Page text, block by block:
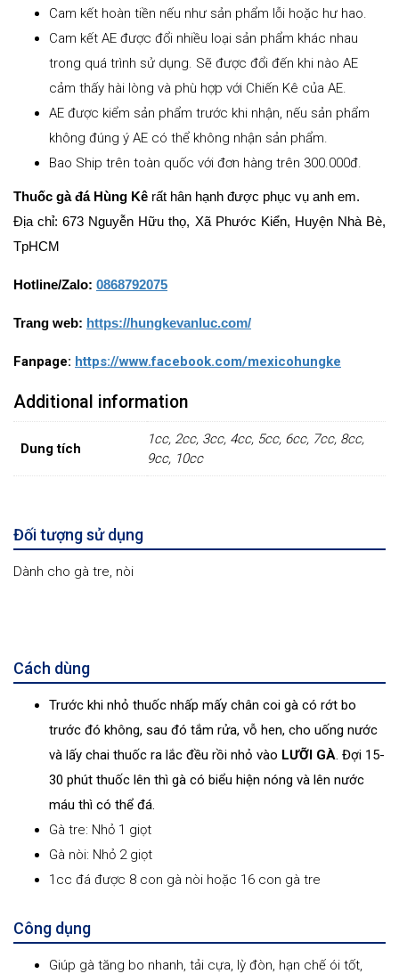
Cam kết hoàn tiền nếu như sản phẩm lỗi hoặc hư hao.
Cam kết AE được đổi nhiều loại sản phẩm khác nhau
trong quá trình sử dụng. Sẽ được đổi đến khi nào AE
cảm thấy hài lòng và phù hợp với Chiến Kê của AE.
AE được kiểm sản phẩm trước khi nhận, nếu sản phẩm
không đúng ý AE có thể không nhận sản phẩm.
Bao Ship trên toàn quốc với đơn hàng trên 300.000đ.
Thuốc gà đá Hùng Kê rất hân hạnh được phục vụ anh em.
Địa chỉ: 673 Nguyễn Hữu thọ, Xã Phước Kiển, Huyện Nhà Bè,
TpHCM
Hotline/Zalo: 0868792075
Trang web: https://hungkevanluc.com/
Fanpage: https://www.facebook.com/mexicohungke
Additional information
Dung tích
1cc, 2cc, 3cc, 4cc, 5cc, 6cc, 7cc, 8cc,
9cc, 10cc
Đối tượng sử dụng
Dành cho gà tre, nòi
Cách dùng
Trước khi nhỏ thuốc nhấp mấy chân coi gà có rớt bo
trước đó không, sau đó tắm rửa, vỗ hen, cho uống nước
và lấy chai thuốc ra lắc đều rồi nhỏ vào LƯỠI GÀ. Đợi 15-
30 phút thuốc lên thì gà có biểu hiện nóng và lên nước
máu thì có thể đá.
Gà tre: Nhỏ 1 giọt
Gà nòi: Nhỏ 2 giọt
1cc đá được 8 con gà nòi hoặc 16 con gà tre
Công dụng
Giúp gà tăng bo nhanh, tải cựa, lỳ đòn, hạn chế ói tốt,